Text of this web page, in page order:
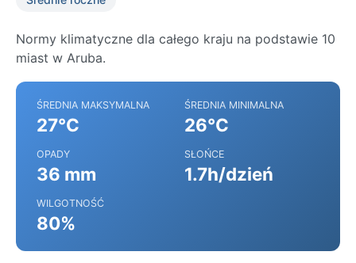
Normy klimatyczne dla całego kraju na podstawie 10
miast w Aruba.
ŚREDNIA MAKSYMALNA
27°C
ŚREDNIA MINIMALNA
26°C
OPADY
36 mm
SŁOŃCE
1.7h/dzień
WILGOTNOŚĆ
80%